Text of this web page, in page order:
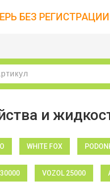
БЕЗ
и
WHITE FOX
30000 VOZOL 25000